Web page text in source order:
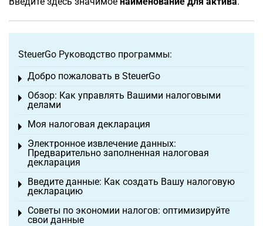
SteuerGo Руководство программы:
Добро пожаловать в SteuerGo
Toggle menu
Обзор: Как управлять Вашими налоговыми
делами
Toggle menu
Моя налоговая декларация
Toggle menu
Электронное извлечение данных:
Предварительно заполненная налоговая
декларация
Toggle menu
Введите данные: Как создать Вашу налоговую
декларацию
Toggle menu
Советы по экономии налогов: оптимизируйте
свои данные
Toggle menu